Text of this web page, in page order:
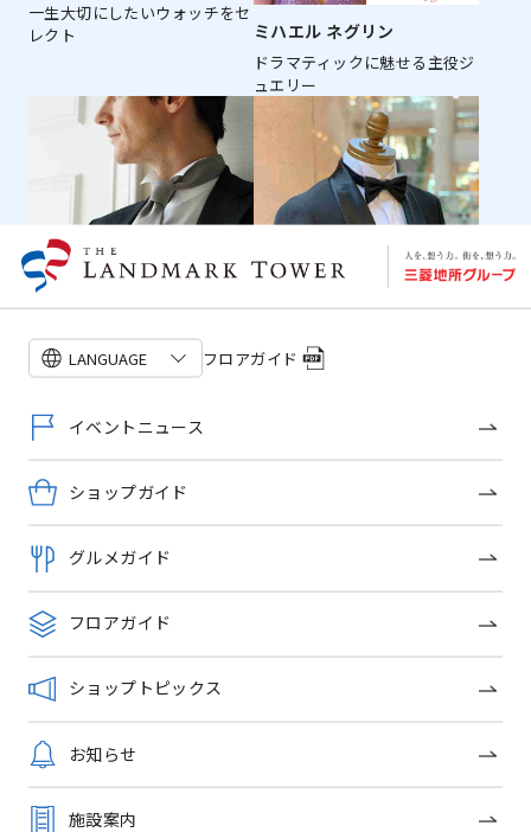
LANGUAGE フロアガイド
イベントニュース
ショップガイド
グルメガイド
フロアガイド
ショップトピックス
お知らせ
施設案内
一生大切にしたいウォッチをセ
レクト
ミハエル ネグリン
ドラマティックに魅せる主役ジ
ュエリー
メーカーズシャツ鎌倉
ャツで！
愛着あるブランドで作るオーダ
リーガルシューズ
ルシューズ
ルインナー